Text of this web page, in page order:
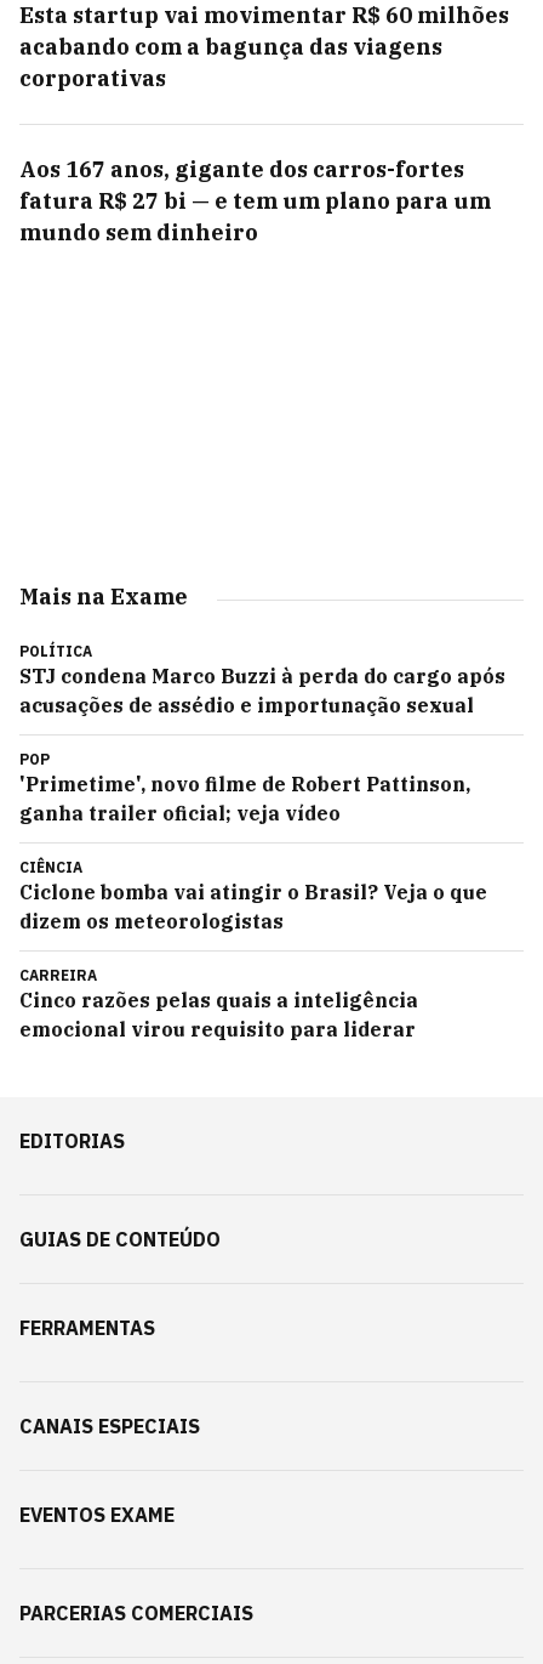
Esta startup vai movimentar R$ 60 milhões
acabando com a bagunça das viagens
corporativas
Aos 167 anos, gigante dos carros-fortes
fatura R$ 27 bi — e tem um plano para um
mundo sem dinheiro
Mais na Exame
POLÍTICA
STJ condena Marco Buzzi à perda do cargo após
acusações de assédio e importunação sexual
POP
'Primetime', novo filme de Robert Pattinson,
ganha trailer oficial; veja vídeo
CIÊNCIA
Ciclone bomba vai atingir o Brasil? Veja o que
dizem os meteorologistas
CARREIRA
Cinco razões pelas quais a inteligência
emocional virou requisito para liderar
EDITORIAS
GUIAS DE CONTEÚDO
FERRAMENTAS
CANAIS ESPECIAIS
EVENTOS EXAME
PARCERIAS COMERCIAIS